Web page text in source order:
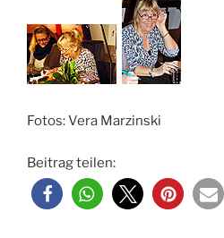
Fotos: Vera Marzinski
Beitrag teilen: